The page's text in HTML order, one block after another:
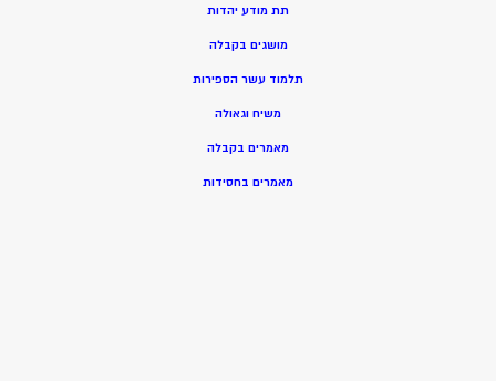
תת מודע יהדות
מושגים בקבלה
תלמוד עשר הספירות
משיח וגאולה
מאמרים בקבלה
מאמרים בחסידות